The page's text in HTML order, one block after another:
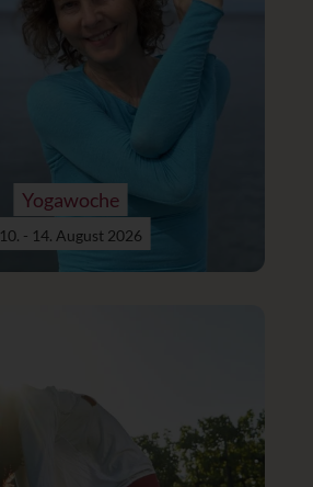
Yogawoche
10. - 14. August 2026